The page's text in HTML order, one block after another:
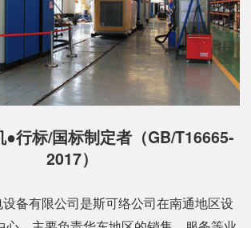
行标/国标制定者（GB/T16665-
2017）
备有限公司是斯可络公司在南通地区设